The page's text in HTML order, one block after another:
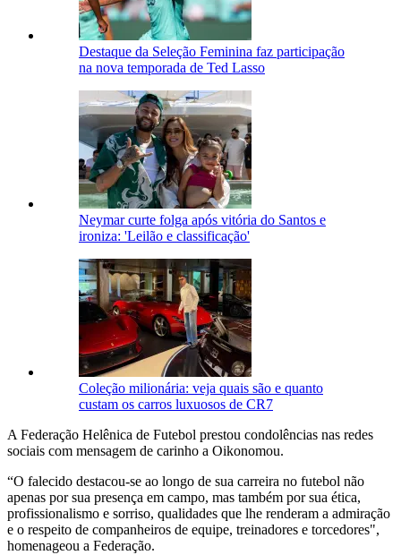
Destaque da Seleção Feminina faz participação
na nova temporada de Ted Lasso
Neymar curte folga após vitória do Santos e
ironiza: 'Leilão e classificação'
Coleção milionária: veja quais são e quanto
custam os carros luxuosos de CR7
A Federação Helênica de Futebol prestou condolências nas redes
sociais com mensagem de carinho a Oikonomou.
“O falecido destacou-se ao longo de sua carreira no futebol não
apenas por sua presença em campo, mas também por sua ética,
profissionalismo e sorriso, qualidades que lhe renderam a admiração
e o respeito de companheiros de equipe, treinadores e torcedores",
homenageou a Federação.